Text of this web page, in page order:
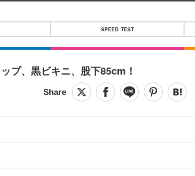
SPEED TEST
プ、黒ビキニ、股下85cm！